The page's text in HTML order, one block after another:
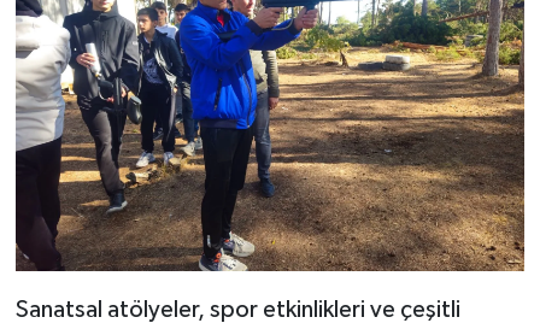
Sanatsal atölyeler, spor etkinlikleri ve çeşitli